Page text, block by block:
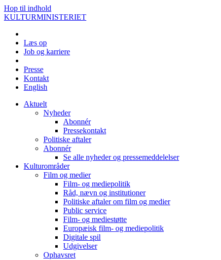
Hop til indhold
KULTURMINISTERIET
Læs op
Job og karriere
Presse
Kontakt
English
Aktuelt
Nyheder
Abonnér
Pressekontakt
Politiske aftaler
Abonnér
Se alle nyheder og pressemeddelelser
Kulturområder
Film og medier
Film- og mediepolitik
Råd, nævn og institutioner
Politiske aftaler om film og medier
Public service
Film- og mediestøtte
Europæisk film- og mediepolitik
Digitale spil
Udgivelser
Ophavsret